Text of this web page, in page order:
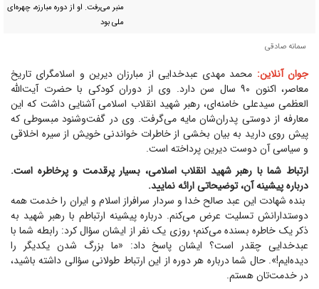
منبر می‌رفت. او از دوره مبارزه، چهره‌ای
ملی بود
سمانه صادقی
جوان آنلاین: محمد مهدی عبدخدایی از مبارزان دیرین و اسلامگرای تاریخ
معاصر، اکنون ۹۰ سال سن دارد. وی از دوران کودکی با حضرت آیت‌الله
العظمی سیدعلی خامنه‌ای، رهبر شهید انقلاب اسلامی آشنایی داشت که این
معارفه از دوستی پدران‌شان مایه می‌گرفت. وی در گفت‌و‌شنود مبسوطی که
پیش روی دارید به بیان بخشی از خاطرات خواندنی خویش از سیره اخلاقی
و سیاسی آن دوست دیرین پرداخته است.
ارتباط شما با رهبر شهید انقلاب اسلامی، بسیار پرقدمت و پرخاطره است.
درباره پیشینه آن، توضیحاتی ارائه نمایید.
بنده شهادت این عبد صالح خدا و سردار سرافراز اسلام و ایران را خدمت همه
دوستدارانش تسلیت عرض می‌کنم. درباره پیشینه ارتباطم با رهبر شهید به
ذکر یک خاطره بسنده می‌کنم؛ روزی یک نفر از ایشان سؤال کرد: رابطه شما با
عبدخدایی چقدر است؟ ایشان پاسخ داد: «ما بزرگ شدن یکدیگر را
دیده‌ایم!». حال شما درباره هر دوره از این ارتباط طولانی سؤالی داشته باشید،
در خدمت‌تان هستم.